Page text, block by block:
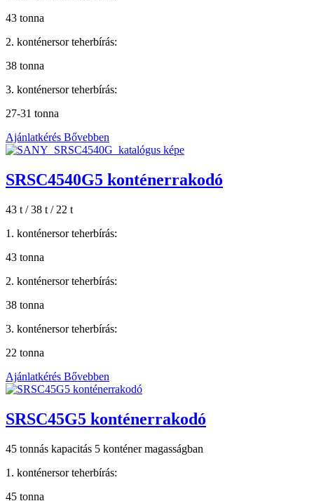
43 tonna
2. konténersor teherbírás:
38 tonna
3. konténersor teherbírás:
27-31 tonna
Ajánlatkérés Bővebben
SRSC4540G5 konténerrakodó
43 t / 38 t / 22 t
1. konténersor teherbírás:
43 tonna
2. konténersor teherbírás:
38 tonna
3. konténersor teherbírás:
22 tonna
Ajánlatkérés Bővebben
SRSC45G5 konténerrakodó
45 tonnás kapacitás 5 konténer magasságban
1. konténersor teherbírás:
45 tonna